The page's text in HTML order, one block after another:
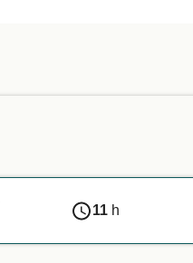
11 h